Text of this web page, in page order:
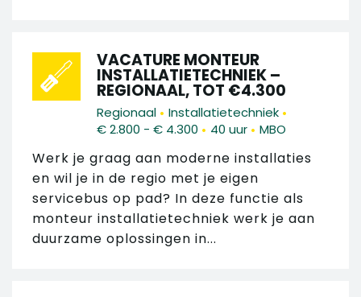
VACATURE MONTEUR
INSTALLATIETECHNIEK –
REGIONAAL, TOT €4.300
Regionaal • Installatietechniek •
€ 2.800 - € 4.300 • 40 uur • MBO
Werk je graag aan moderne installaties
en wil je in de regio met je eigen
servicebus op pad? In deze functie als
monteur installatietechniek werk je aan
duurzame oplossingen in...